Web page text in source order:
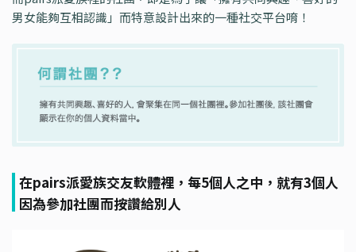
男女能夠互相認識」而特意設計出來的一種社交平台唷！
在pairs派愛族交友軟體裡，每5個人之中，就有3個人
因為參加社團而按讚給別人